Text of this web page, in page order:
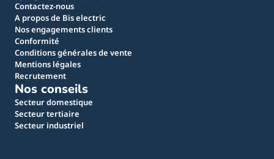
Contactez-nous
A propos de Bis electric
Nos engagements clients
Conformité
Conditions générales de vente
Mentions légales
Recrutement
Nos conseils
Secteur domestique
Secteur tertiaire
Secteur industriel